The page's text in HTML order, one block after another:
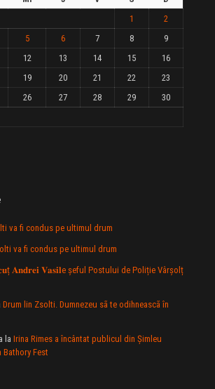
1
2
5 6 7 8
9
12 13 14 15
16
19 20 21 22
23
26 27 28 29
30
va fi condus pe ultimul drum
va fi condus pe ultimul drum
𝐀𝐧𝐝𝐫𝐞𝐢 𝐕𝐚𝐬𝐢𝐥e şeful Postului de Poliție Vârșolț
Drum lin Zsolti. Dumnezeu sã te odihneascã în
la Irina Rimes a încântat publicul din Şimleu
Bathory Fest